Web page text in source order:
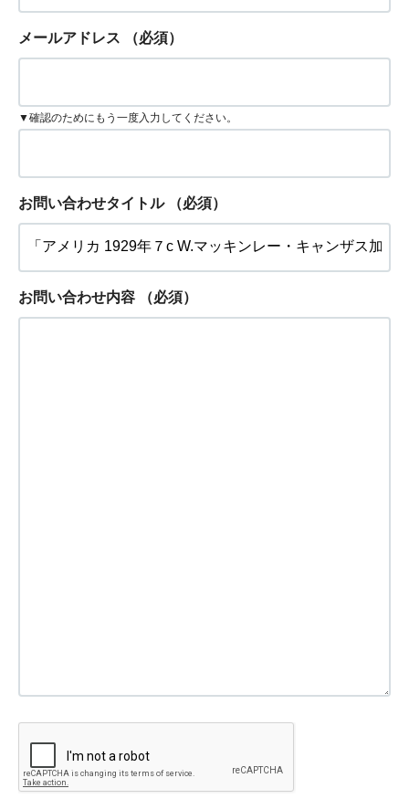
メールアドレス （必須）
▼確認のためにもう一度入力してください。
お問い合わせタイトル （必須）
お問い合わせ内容 （必須）